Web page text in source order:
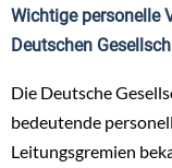
Wichtige personelle
Deutschen
Die Deutsche
bedeutende
Leitungsgremien